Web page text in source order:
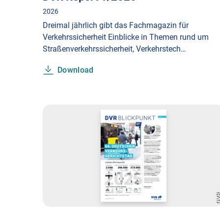
2026
Dreimal jährlich gibt das Fachmagazin für
Verkehrssicherheit Einblicke in Themen rund um
Straßenverkehrssicherheit, Verkehrstech…
Download